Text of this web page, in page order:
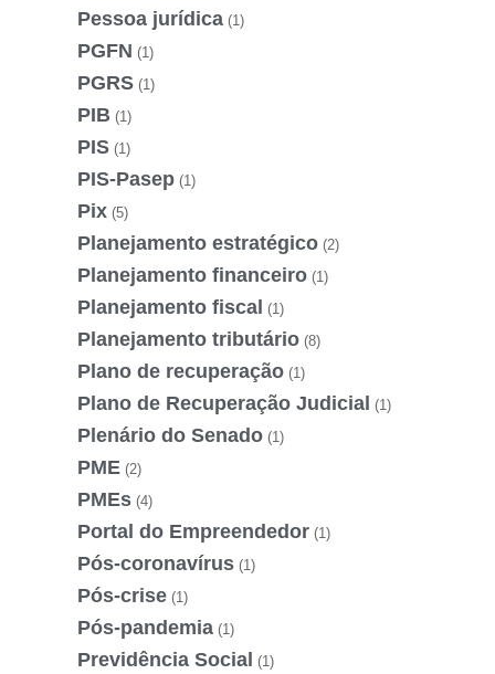
Pessoa jurídica (1)
PGFN (1)
PGRS (1)
PIB (1)
PIS (1)
PIS-Pasep (1)
Pix (5)
Planejamento estratégico (2)
Planejamento financeiro (1)
Planejamento fiscal (1)
Planejamento tributário (8)
Plano de recuperação (1)
Plano de Recuperação Judicial (1)
Plenário do Senado (1)
PME (2)
PMEs (4)
Portal do Empreendedor (1)
Pós-coronavírus (1)
Pós-crise (1)
Pós-pandemia (1)
Previdência Social (1)